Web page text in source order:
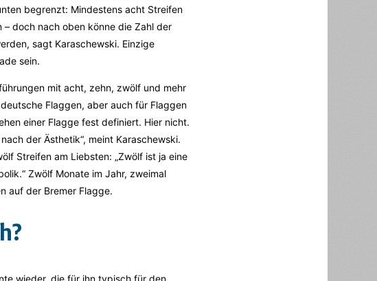
begrenzt: Mindestens acht Streifen
doch nach oben könne die Zahl der
sagt Karaschewski. Einzige
sein.
mit acht, zehn, zwölf und mehr
Flaggen, aber auch für Flaggen
einer Flagge fest definiert. Hier nicht.
der Ästhetik“, meint Karaschewski.
Streifen am Liebsten: „Zwölf ist ja eine
Zwölf Monate im Jahr, zweimal
auf der Bremer Flagge.